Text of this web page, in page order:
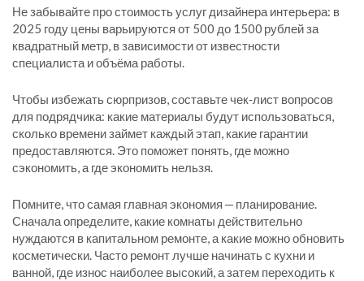
Не забывайте про стоимость услуг дизайнера интерьера: в
2025 году цены варьируются от 500 до 1500 рублей за
квадратный метр, в зависимости от известности
специалиста и объёма работы.
Чтобы избежать сюрпризов, составьте чек‑лист вопросов
для подрядчика: какие материалы будут использоваться,
сколько времени займет каждый этап, какие гарантии
предоставляются. Это поможет понять, где можно
сэкономить, а где экономить нельзя.
Помните, что самая главная экономия — планирование.
Сначала определите, какие комнаты действительно
нуждаются в капитальном ремонте, а какие можно обновить
косметически. Часто ремонт лучше начинать с кухни и
ванной, где износ наиболее высокий, а затем переходить к